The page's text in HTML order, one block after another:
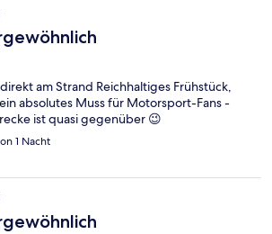
am Strand Reichhaltiges Frühstück,
absolutes Muss für Motorsport-Fans -
ist quasi gegenüber 😉
1 Nacht